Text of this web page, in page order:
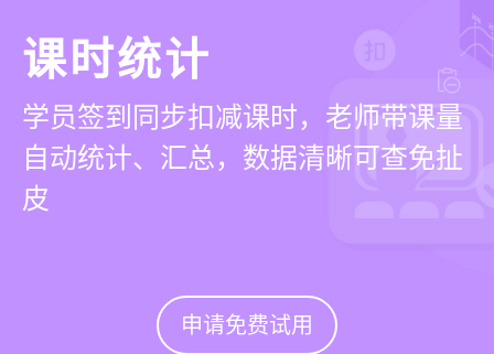
管学校，用校盈易
培训机构教务管理系
统
有效提升运营管理效率45%
申请免费试用
智能排课
可视化排课，智能冲突异常检测提
醒，课表自动生成，一健导出，准确
高效
申请免费试用
课时统计
学员签到同步扣减课时，老师带课量
自动统计、汇总，数据清晰可查免扯
皮
申请免费试用
家校互动
一部手机链接教师、学员、家长，沟
通互动零距离，服务贴心铸口碑促续
费
申请免费试用